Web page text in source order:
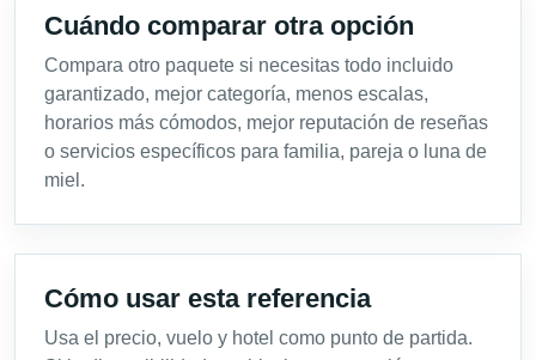
Cuándo comparar otra opción
Compara otro paquete si necesitas todo incluido
garantizado, mejor categoría, menos escalas,
horarios más cómodos, mejor reputación de reseñas
o servicios específicos para familia, pareja o luna de
miel.
Cómo usar esta referencia
Usa el precio, vuelo y hotel como punto de partida.